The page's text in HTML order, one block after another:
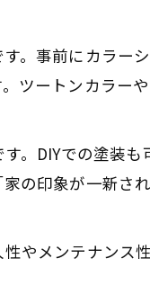
。事前にカラー
ツートンカラー
。DIYでの塗装も
の印象が一新さ
やメンテナンス